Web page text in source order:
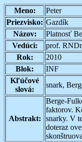
Meno:
Peter
Priezvisko: Gazdík
Názov:
Platnosť
Vedúci:
prof.
Rok:
2010
Blok:
INF
Kľúčové
slová:
snark,
Abstrakt:
Berge-
faktorov.
snarky. V
doteraz